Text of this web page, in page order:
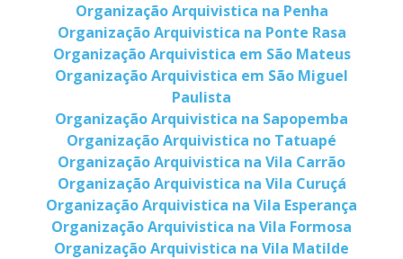
Organização Arquivistica na Penha
Organização Arquivistica na Ponte Rasa
Organização Arquivistica em São Mateus
Organização Arquivistica em São Miguel
Paulista
Organização Arquivistica na Sapopemba
Organização Arquivistica no Tatuapé
Organização Arquivistica na Vila Carrão
Organização Arquivistica na Vila Curuçá
Organização Arquivistica na Vila Esperança
Organização Arquivistica na Vila Formosa
Organização Arquivistica na Vila Matilde